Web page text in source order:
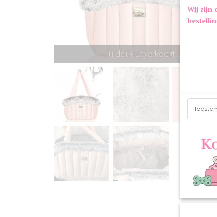
Tijdelijk uitverkocht
Wij zijn